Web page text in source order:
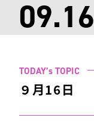
09.16
TODAY’s TOPIC
９月16日